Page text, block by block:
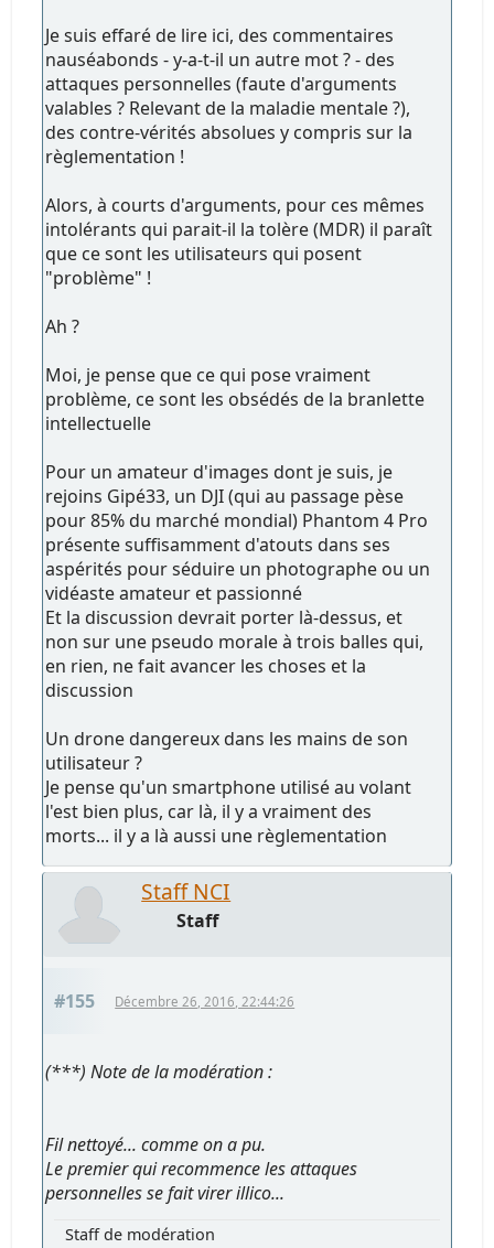
Je suis effaré de lire ici, des commentaires
nauséabonds - y-a-t-il un autre mot ? - des
attaques personnelles (faute d'arguments
valables ? Relevant de la maladie mentale ?),
des contre-vérités absolues y compris sur la
règlementation !
Alors, à courts d'arguments, pour ces mêmes
intolérants qui parait-il la tolère (MDR) il paraît
que ce sont les utilisateurs qui posent
"problème" !
Ah ?
Moi, je pense que ce qui pose vraiment
problème, ce sont les obsédés de la branlette
intellectuelle
Pour un amateur d'images dont je suis, je
rejoins Gipé33, un DJI (qui au passage pèse
pour 85% du marché mondial) Phantom 4 Pro
présente suffisamment d'atouts dans ses
aspérités pour séduire un photographe ou un
vidéaste amateur et passionné
Et la discussion devrait porter là-dessus, et
non sur une pseudo morale à trois balles qui,
en rien, ne fait avancer les choses et la
discussion
Un drone dangereux dans les mains de son
utilisateur ?
Je pense qu'un smartphone utilisé au volant
l'est bien plus, car là, il y a vraiment des
morts... il y a là aussi une règlementation
Staff NCI
Staff
#155 Décembre 26, 2016, 22:44:26
(***) Note de la modération :
Fil nettoyé... comme on a pu.
Le premier qui recommence les attaques
personnelles se fait virer illico...
Staff de modération